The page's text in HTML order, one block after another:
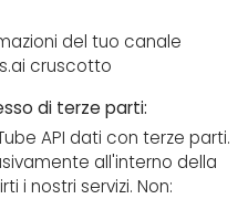
del tuo canale
cruscotto
di terze parti:
API dati con terze parti.
all'interno della
i nostri servizi. Non: